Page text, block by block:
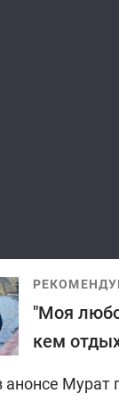
"Моя
кем
анонсе